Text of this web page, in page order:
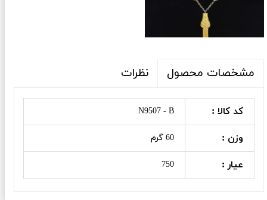
مشخصات محصول نظرات
کد کالا : N9507 - B
وزن : 60 گرم
عیار : 750